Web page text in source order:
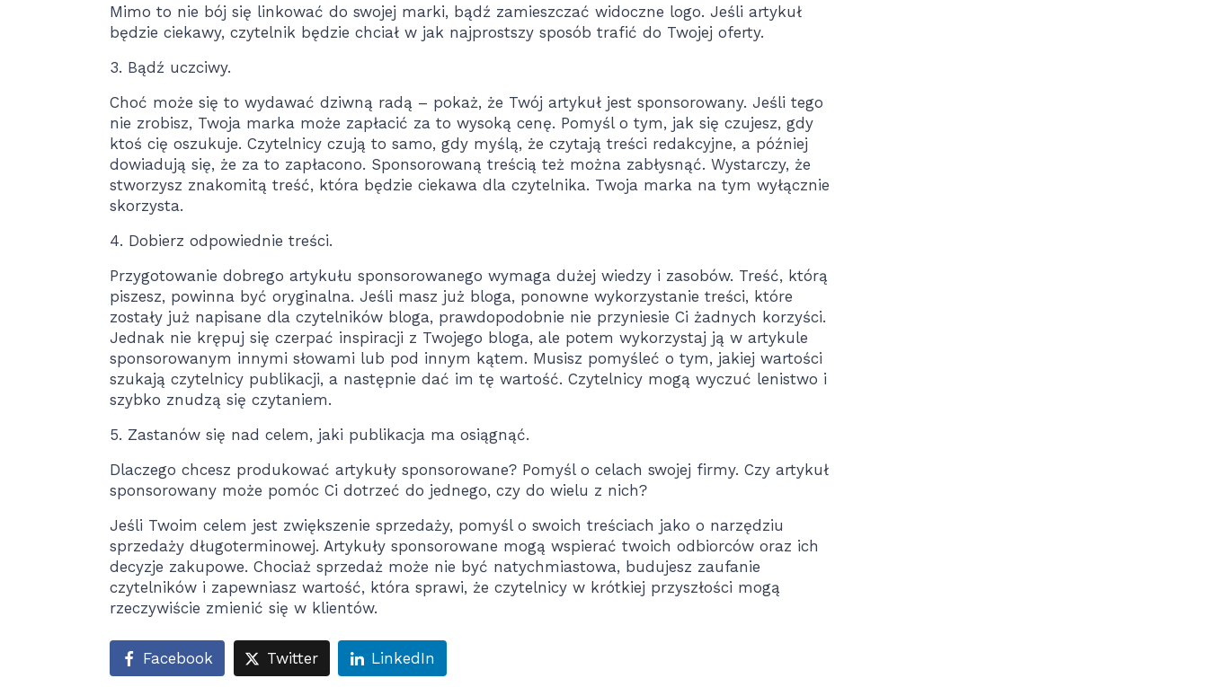
Mimo to nie bój się linkować do swojej marki, bądź zamieszczać widoczne logo. Jeśli artykuł
będzie ciekawy, czytelnik będzie chciał w jak najprostszy sposób trafić do Twojej oferty.
3. Bądź uczciwy.
Choć może się to wydawać dziwną radą – pokaż, że Twój artykuł jest sponsorowany. Jeśli tego
nie zrobisz, Twoja marka może zapłacić za to wysoką cenę. Pomyśl o tym, jak się czujesz, gdy
ktoś cię oszukuje. Czytelnicy czują to samo, gdy myślą, że czytają treści redakcyjne, a później
dowiadują się, że za to zapłacono. Sponsorowaną treścią też można zabłysnąć. Wystarczy, że
stworzysz znakomitą treść, która będzie ciekawa dla czytelnika. Twoja marka na tym wyłącznie
skorzysta.
4. Dobierz odpowiednie treści.
Przygotowanie dobrego artykułu sponsorowanego wymaga dużej wiedzy i zasobów. Treść, którą
piszesz, powinna być oryginalna. Jeśli masz już bloga, ponowne wykorzystanie treści, które
zostały już napisane dla czytelników bloga, prawdopodobnie nie przyniesie Ci żadnych korzyści.
Jednak nie krępuj się czerpać inspiracji z Twojego bloga, ale potem wykorzystaj ją w artykule
sponsorowanym innymi słowami lub pod innym kątem. Musisz pomyśleć o tym, jakiej wartości
szukają czytelnicy publikacji, a następnie dać im tę wartość. Czytelnicy mogą wyczuć lenistwo i
szybko znudzą się czytaniem.
5. Zastanów się nad celem, jaki publikacja ma osiągnąć.
Dlaczego chcesz produkować artykuły sponsorowane? Pomyśl o celach swojej firmy. Czy artykuł
sponsorowany może pomóc Ci dotrzeć do jednego, czy do wielu z nich?
Jeśli Twoim celem jest zwiększenie sprzedaży, pomyśl o swoich treściach jako o narzędziu
sprzedaży długoterminowej. Artykuły sponsorowane mogą wspierać twoich odbiorców oraz ich
decyzje zakupowe. Chociaż sprzedaż może nie być natychmiastowa, budujesz zaufanie
czytelników i zapewniasz wartość, która sprawi, że czytelnicy w krótkiej przyszłości mogą
rzeczywiście zmienić się w klientów.
Facebook Twitter LinkedIn